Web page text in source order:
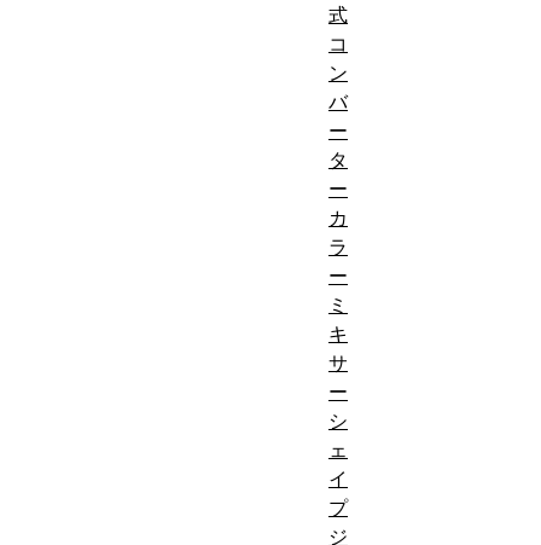
式
コ
ン
バ
ー
タ
ー
カ
ラ
ー
ミ
キ
サ
ー
シ
ェ
イ
プ
ジ